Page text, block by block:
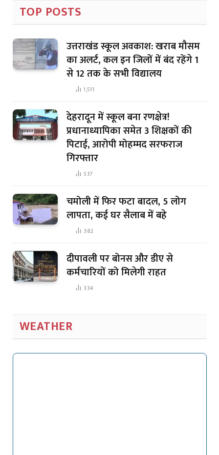
TOP POSTS
उत्तराखंड स्कूल अवकाश: खराब मौसम
का अलर्ट, कल इन जिलों में बंद रहेंगे 1
से 12 तक के सभी विद्यालय
1,511
देहरादून में स्कूल बना रणक्षेत्र!
प्रधानाध्यापिका समेत 3 शिक्षकों की
पिटाई, आरोपी मोहम्मद सरफराज
गिरफ्तार
537
चमोली में फिर फटा बादल, 5 लोग
लापता, कई घर सैलाब में बहे
382
दीपावली पर बोनस और डीए से
कर्मचारियों को मिलेगी राहत
334
WEATHER